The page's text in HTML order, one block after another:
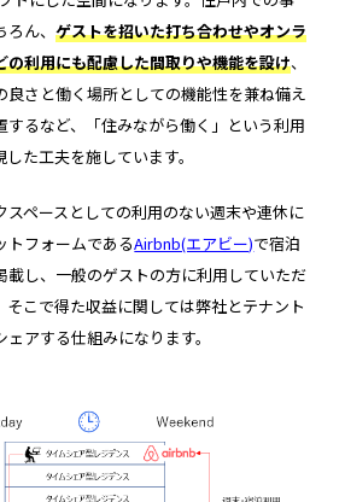
ろん、ゲストを招いた打ち合わせやオンラ
の利用にも配慮した間取りや機能を設け、
良さと働く場所としての機能性を兼ね備え
するなど、「住みながら働く」という利用
た工夫を施しています。
スペースとしての利用のない週末や連休に
トフォームであるAirbnb(エアビー)で宿泊
載し、一般のゲストの方に利用していただ
そこで得た収益に関しては弊社とテナント
アする仕組みになります。
料